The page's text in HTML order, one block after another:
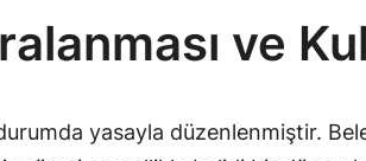
ve
yasayla düzenlenmiştir.